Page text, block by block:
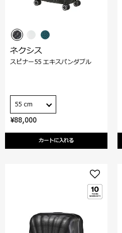
¥88,000
カートに入れる
ネクシス
スピナー55 エキスパンダブル
55 cm